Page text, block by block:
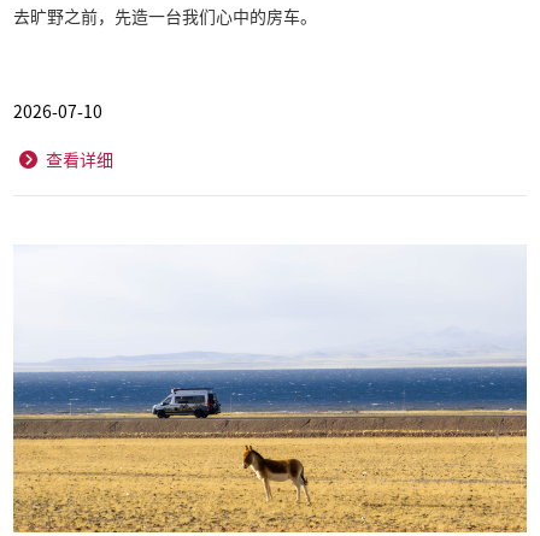
去旷野之前，先造一台我们心中的房车。
2026-07-10
查看详细